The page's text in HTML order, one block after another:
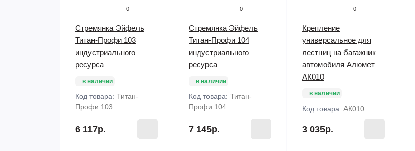
0
Стремянка Эйфель
Титан-Профи 103
индустриального
ресурса
в наличии
Код товара: Титан-
Профи 103
6 117р.
0
Стремянка Эйфель
Титан-Профи 104
индустриального
ресурса
в наличии
Код товара: Титан-
Профи 104
7 145р.
0
Крепление
универсальное для
лестниц на багажник
автомобиля Алюмет
АК010
в наличии
Код товара: АК010
3 035р.